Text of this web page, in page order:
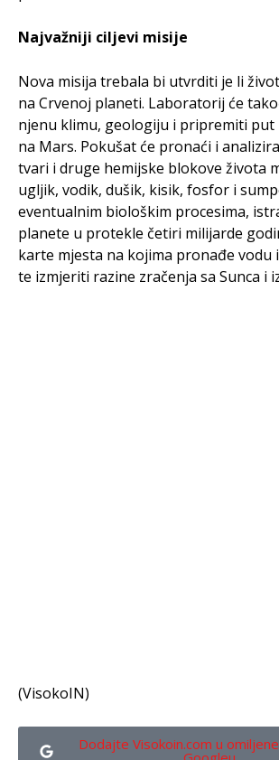
Najvažniji ciljevi misije
Nova misija trebala bi utvrditi je li
na Crvenoj planeti. Laboratorij će
njenu klimu, geologiju i pripremiti put
na Mars. Pokušat će pronaći i
tvari i druge hemijske blokove života
ugljik, vodik, dušik, kisik, fosfor i
eventualnim biološkim procesima,
planete u protekle četiri milijarde
karte mjesta na kojima pronađe vodu
te izmjeriti razine zračenja sa Sunca i
(VisokoIN)
Dodajte Visokoin.com u